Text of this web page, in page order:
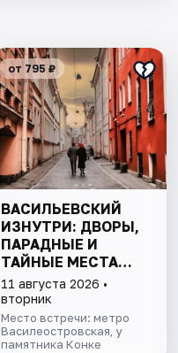
от 795 ₽
ВАСИЛЬЕВСКИЙ
ИЗНУТРИ: ДВОРЫ,
ПАРАДНЫЕ И
ТАЙНЫЕ МЕСТА
ОСТРОВА
11 августа 2026 •
вторник
Место встречи: метро
Василеостровская, у
памятника Конке